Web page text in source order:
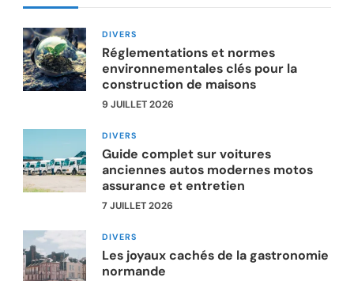
DIVERS
Réglementations et normes
environnementales clés pour la
construction de maisons
9 JUILLET 2026
DIVERS
Guide complet sur voitures
anciennes autos modernes motos
assurance et entretien
7 JUILLET 2026
DIVERS
Les joyaux cachés de la gastronomie
normande